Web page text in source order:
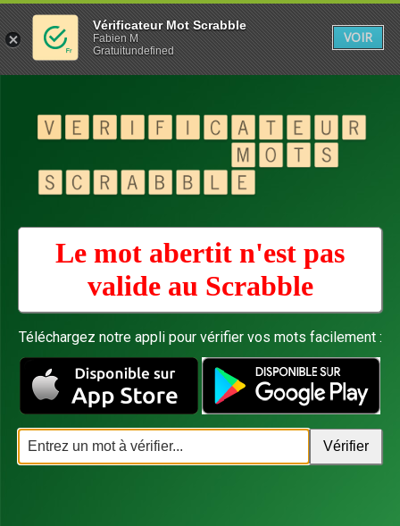
Le mot abertit n'est pas
valide au Scrabble
Téléchargez notre appli pour vérifier vos mots facilement :
Vérificateur Mot Scrabble
Fabien M
Gratuitundefined
VOIR